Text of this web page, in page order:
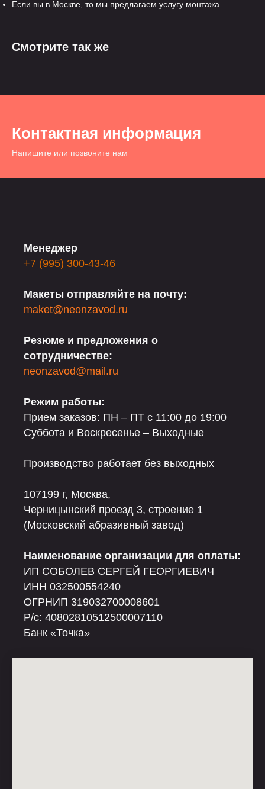
Если вы в Москве, то мы предлагаем услугу монтажа
Смотрите так же
Контактная информация
Напишите или позвоните нам
Менеджер
+7 (995) 300-43-46
Макеты отправляйте на почту:
maket@neonzavod.ru
Резюме и предложения о
сотрудничестве:
neonzavod@mail.ru
Режим работы:
Прием заказов: ПН – ПТ с 11:00 до 19:00
Суббота и Воскресенье – Выходные
Производство работает без выходных
107199 г, Москва,
Черницынский проезд 3, строение 1
(Московский абразивный завод)
Наименование организации для оплаты:
ИП СОБОЛЕВ СЕРГЕЙ ГЕОРГИЕВИЧ
ИНН 032500554240
ОГРНИП 319032700008601
Р/c: 40802810512500007110
Банк «Точка»